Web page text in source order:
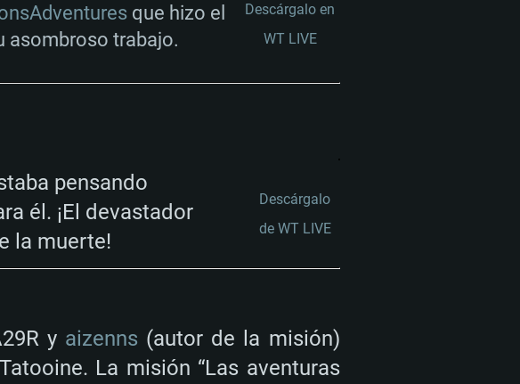
que hizo el
asombroso trabajo.
Descárgalo en
WT LIVE
pensando
él. ¡El devastador
la muerte!
Descárgalo
de WT LIVE
y aizenns (autor de la misión)
La misión “Las aventuras